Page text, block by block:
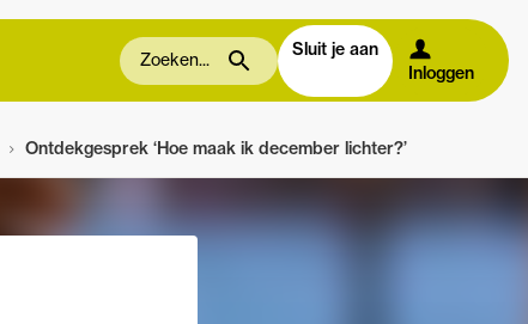
Sluit je aan
Inloggen
Ontdekgesprek ‘Hoe maak ik december lichter?’